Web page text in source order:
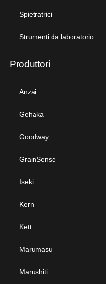
Spietratrici
Strumenti da laboratorio
Produttori
Anzai
Gehaka
Goodway
GrainSense
Iseki
Kern
Kett
Marumasu
Marushiti